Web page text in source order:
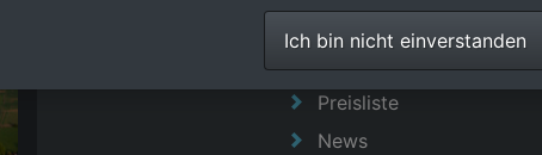
Luftbilder
Preisliste
News
Ich bin nicht einverstanden